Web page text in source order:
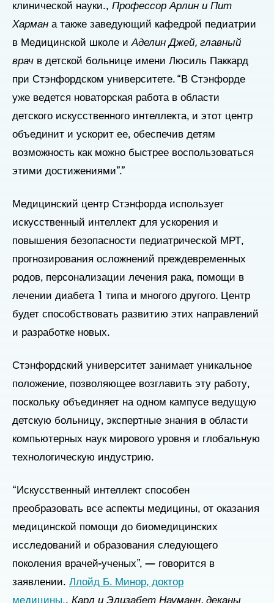
клинической науки., Профессор Арлин и Пит
Харман а также заведующий кафедрой педиатрии
в Медицинской школе и Аделин Джей, главный
врач в детской больнице имени Люсиль Паккард
при Стэнфордском университете. “В Стэнфорде
уже ведется новаторская работа в области
детского искусственного интеллекта, и этот центр
объединит и ускорит ее, обеспечив детям
возможность как можно быстрее воспользоваться
этими достижениями”.”
Медицинский центр Стэнфорда использует
искусственный интеллект для ускорения и
повышения безопасности педиатрической МРТ,
прогнозирования осложнений преждевременных
родов, персонализации лечения рака, помощи в
лечении диабета 1 типа и многого другого. Центр
будет способствовать развитию этих направлений
и разработке новых.
Стэнфордский университет занимает уникальное
положение, позволяющее возглавить эту работу,
поскольку объединяет на одном кампусе ведущую
детскую больницу, экспертные знания в области
компьютерных наук мирового уровня и глобальную
технологическую индустрию.
“Искусственный интеллект способен
преобразовать все аспекты медицины, от оказания
медицинской помощи до биомедицинских
исследований и образования следующего
поколения врачей-ученых”, — говорится в
заявлении. Ллойд Б. Минор, доктор
медицины., Карл и Элизабет Науманн, деканы